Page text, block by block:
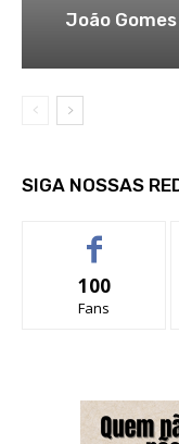
João
SIGA NOSSAS
100
Fans